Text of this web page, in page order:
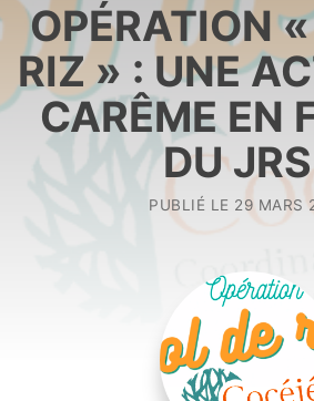
OPÉRATION
RIZ » : UNE
CARÊME EN
DU
PUBLIÉ LE 29 MARS